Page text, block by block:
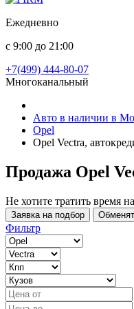
Ежедневно
с 9:00 до 21:00
+7(499) 444-80-07
Многоканальный
Авто в наличии в
Opel
Opel Vectra,
Продажа Opel
Не хотите тратить время
Заявка на подбор
Фильтр